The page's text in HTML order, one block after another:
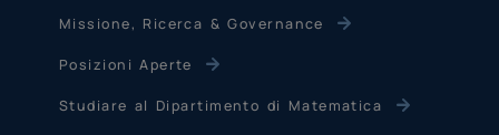
Missione, Ricerca & Governance
Posizioni Aperte
Studiare al Dipartimento di Matematica